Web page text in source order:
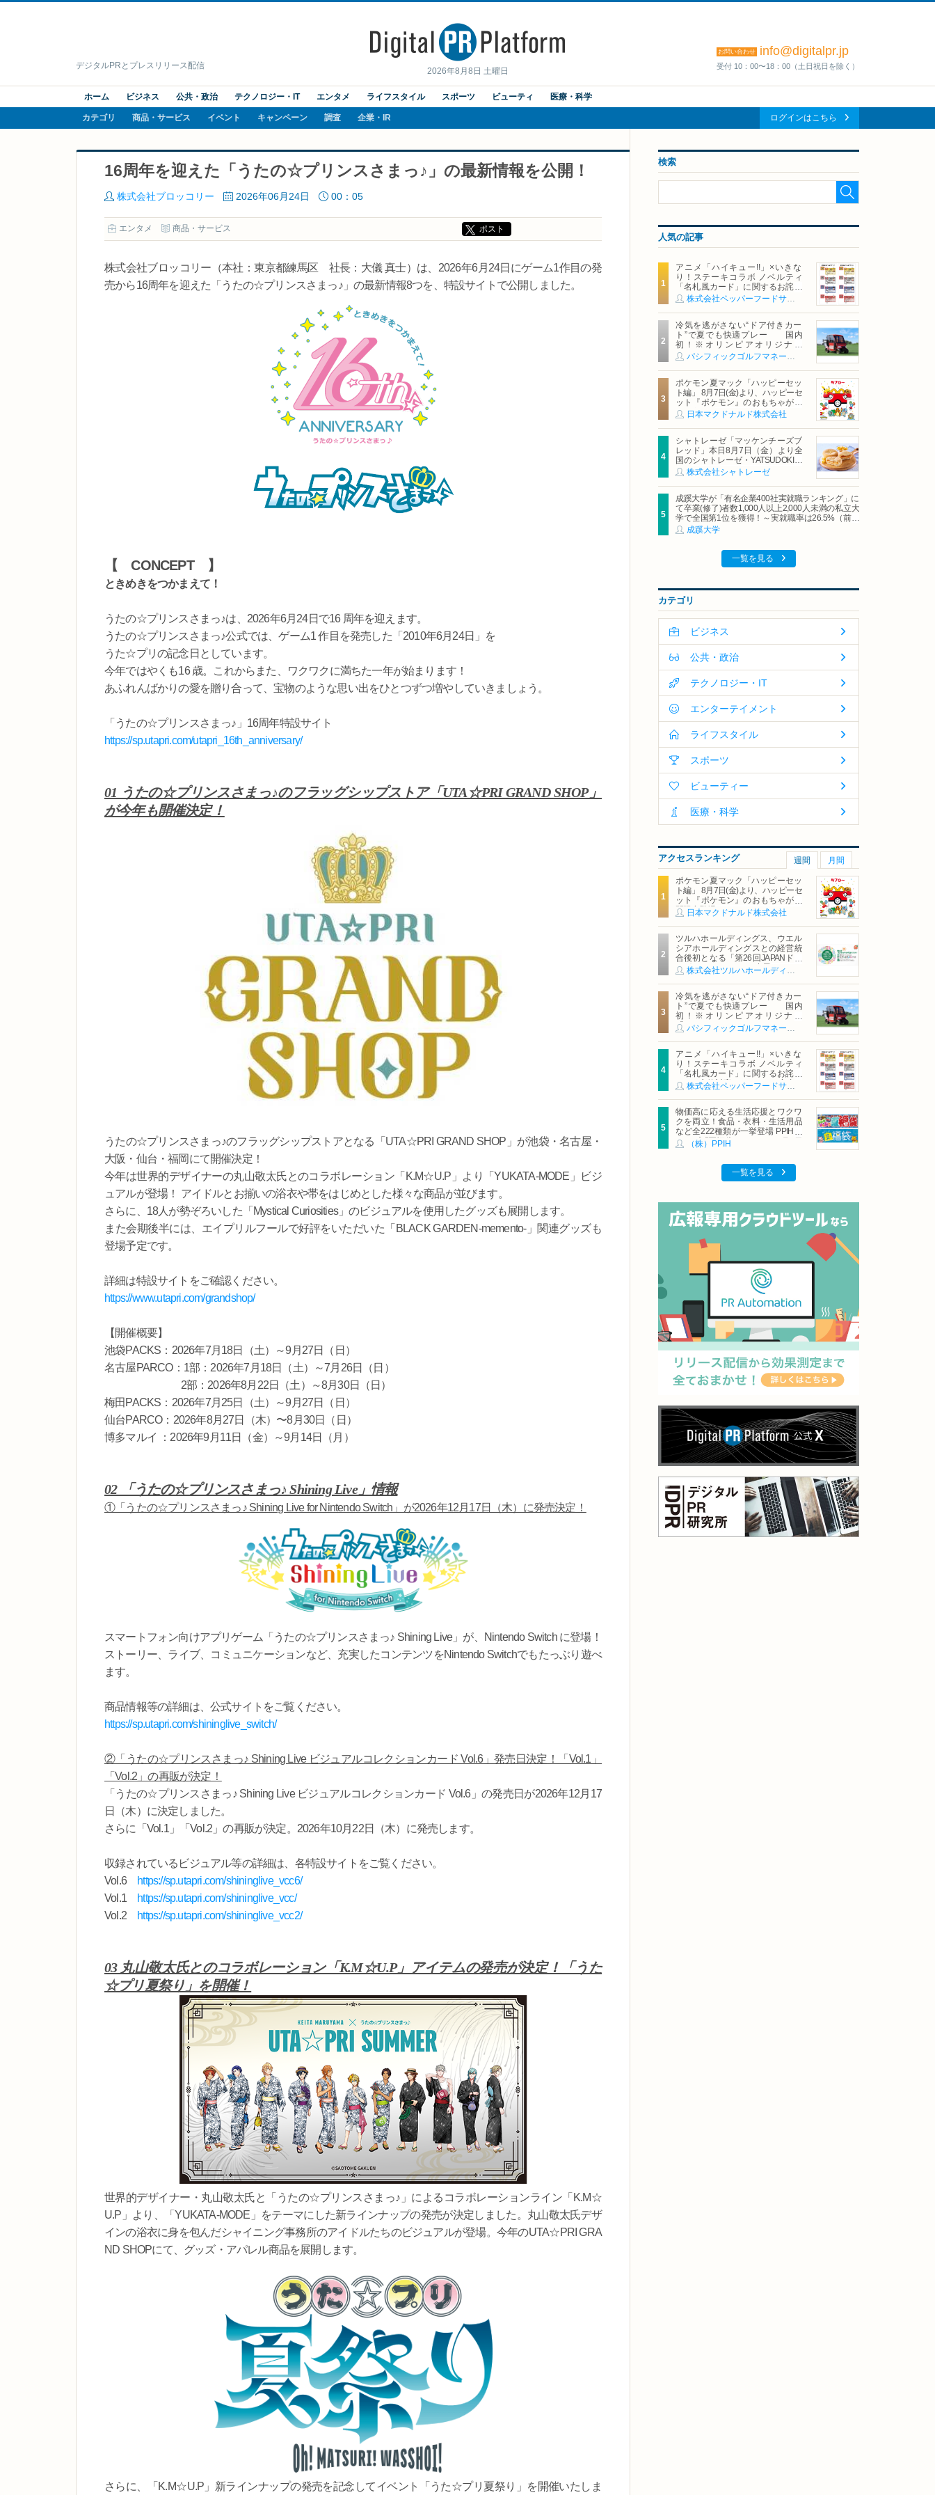
2026年8月8日 土曜日
デジタルPRとプレスリリース配信
お問い合わせ info@digitalpr.jp
受付 10：00〜18：00（土日祝日を除く）
ホーム ビジネス 公共・政治 テクノロジー・IT エンタメ ライフスタイル スポーツ ビューティ 医療・科学
カテゴリ 商品・サービス イベント キャンペーン 調査 企業・IR ログインはこちら
16周年を迎えた「うたの☆プリンスさまっ♪」の最新情報を公開！
株式会社ブロッコリー 2026年06月24日 00：05
エンタメ 商品・サービス ポスト
株式会社ブロッコリー（本社：東京都練馬区 社長：大儀 真士）は、2026年6月24日にゲーム1作目の発
売から16周年を迎えた「うたの☆プリンスさまっ♪」の最新情報8つを、特設サイトで公開しました。
【 CONCEPT 】
ときめきをつかまえて！
うたの☆プリンスさまっ♪は、2026年6月24日で16 周年を迎えます。
うたの☆プリンスさまっ♪公式では、ゲーム1 作目を発売した「2010年6月24日」を
うた☆プリの記念日としています。
今年ではやくも16 歳。これからまた、ワクワクに満ちた一年が始まります！
あふれんばかりの愛を贈り合って、宝物のような思い出をひとつずつ増やしていきましょう。
「うたの☆プリンスさまっ♪」16周年特設サイト
https://sp.utapri.com/utapri_16th_anniversary/
01 うたの☆プリンスさまっ♪のフラッグシップストア「UTA☆PRI GRAND SHOP」
が今年も開催決定！
うたの☆プリンスさまっ♪のフラッグシップストアとなる「UTA☆PRI GRAND SHOP」が池袋・名古屋・
大阪・仙台・福岡にて開催決定！
今年は世界的デザイナーの丸山敬太氏とのコラボレーション「K.M☆U.P」より「YUKATA-MODE」ビジ
ュアルが登場！ アイドルとお揃いの浴衣や帯をはじめとした様々な商品が並びます。
さらに、18人が勢ぞろいした「Mystical Curiosities」のビジュアルを使用したグッズも展開します。
また会期後半には、エイプリルフールで好評をいただいた「BLACK GARDEN-memento-」関連グッズも
登場予定です。
詳細は特設サイトをご確認ください。
https://www.utapri.com/grandshop/
【開催概要】
池袋PACKS：2026年7月18日（土）～9月27日（日）
名古屋PARCO：1部：2026年7月18日（土）～7月26日（日）
2部：2026年8月22日（土）～8月30日（日）
梅田PACKS：2026年7月25日（土）～9月27日（日）
仙台PARCO：2026年8月27日（木）〜8月30日（日）
博多マルイ ：2026年9月11日（金）～9月14日（月）
02 「うたの☆プリンスさまっ♪ Shining Live」情報
①「うたの☆プリンスさまっ♪ Shining Live for Nintendo Switch」が2026年12月17日（木）に発売決定！
スマートフォン向けアプリゲーム「うたの☆プリンスさまっ♪ Shining Live」が、Nintendo Switch に登場！
ストーリー、ライブ、コミュニケーションなど、充実したコンテンツをNintendo Switchでもたっぶり遊べ
ます。
商品情報等の詳細は、公式サイトをご覧ください。
https://sp.utapri.com/shininglive_switch/
②「うたの☆プリンスさまっ♪ Shining Live ビジュアルコレクションカード Vol.6」発売日決定！「Vol.1」
「Vol.2」の再販が決定！
「うたの☆プリンスさまっ♪ Shining Live ビジュアルコレクションカード Vol.6」の発売日が2026年12月17
日（木）に決定しました。
さらに「Vol.1」「Vol.2」の再販が決定。2026年10月22日（木）に発売します。
収録されているビジュアル等の詳細は、各特設サイトをご覧ください。
Vol.6
https://sp.utapri.com/shininglive_vcc6/
Vol.1
https://sp.utapri.com/shininglive_vcc/
Vol.2
https://sp.utapri.com/shininglive_vcc2/
03 丸山敬太氏とのコラボレーション「K.M☆U.P」アイテムの発売が決定！「うた
☆プリ夏祭り」を開催！
世界的デザイナー・丸山敬太氏と「うたの☆プリンスさまっ♪」によるコラボレーションライン「K.M☆
U.P」より、「YUKATA-MODE」をテーマにした新ラインナップの発売が決定しました。丸山敬太氏デザ
インの浴衣に身を包んだシャイニング事務所のアイドルたちのビジュアルが登場。今年のUTA☆PRI GRA
ND SHOPにて、グッズ・アパレル商品を展開します。
さらに、「K.M☆U.P」新ラインナップの発売を記念してイベント「うた☆プリ夏祭り」を開催いたしま
検索
人気の記事
アニメ「ハイキュー!!」×いきな
り！ステーキコラボ ノベルティ
「名札風カード」に関するお詫び
および交換対応についてのご案内
冷気を逃がさない“ドア付きカー
ト”で夏でも快適プレー 国内
初！※オリンピアオリジナル
「AirCon Cart（エアコンカー
ト）」導入 | ＰＧＭ
ポケモン夏マック「ハッピーセッ
ト編」 8月7日(金)より、ハッピーセ
ット『ポケモン』のおもちゃが期
間限定登場
日本マクドナルド株式会社
シャトレーゼ「マッケンチーズブ
レッド」本日8月7日（金）より全
国のシャトレーゼ・YATSUDOKIで
発売株式会社シャトレーゼ
成蹊大学が「有名企業400社実就職ランキング」に
て卒業(修了)者数1,000人以上2,000人未満の私立大
学で全国第1位を獲得！～実就職率は26.5%（前年
比＋4.3pt）に伸長、東京の私立大学でも10位にラ
ンクイン～
成蹊大学
一覧を見る
カテゴリ
ビジネス
公共・政治
テクノロジー・IT
エンターテイメント
ライフスタイル
スポーツ
ビューティー
医療・科学
アクセスランキング 週間 月間
ポケモン夏マック「ハッピーセッ
ト編」 8月7日(金)より、ハッピーセ
ット『ポケモン』のおもちゃが期
間限定登場
日本マクドナルド株式会社
ツルハホールディングス、ウエル
シアホールディングスとの経営統
合後初となる「第26回JAPANドラ
ッグストアショー」に出展
冷気を逃がさない“ドア付きカー
ト”で夏でも快適プレー 国内
初！※オリンピアオリジナル
「AirCon Cart（エアコンカー
ト）」導入 | ＰＧＭ
アニメ「ハイキュー!!」×いきな
り！ステーキコラボ ノベルティ
「名札風カード」に関するお詫び
および交換対応についてのご案内
物価高に応える生活応援とワクワ
クを両立！食品・衣料・生活用品
など全222種類が一挙登場 PPIHグ
ループ「夏福袋」＆セール 8月6日
(木)より順次スタート
（株）PPIH
一覧を見る